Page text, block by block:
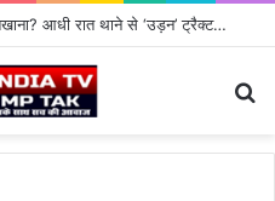
SINGRAULI NEWS: थाना या रेतखाना? आधी रात थाने से ‘उड़न’ ट्रैक्टर, जियावन पुलिस के पहरे में माफिया पास रेत माफिया के आगे नतमस्तक सिस्टम, सुशासन की पोल खोलती जियावन थाने की सनसनीखेज कहानी